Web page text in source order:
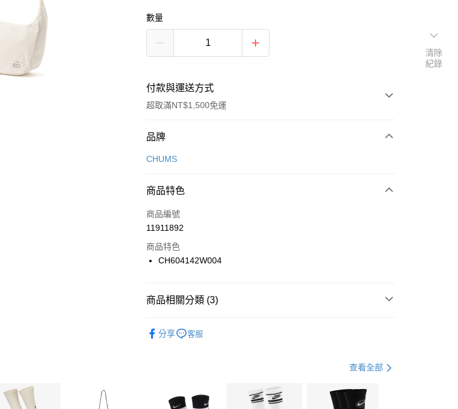
數量
付款與運送方式
超取滿NT$1,500免運
付款方式
信用卡一次付款
合作金庫商業銀行
華南商業銀行
上海商業儲蓄銀行
國泰世華商業銀行
聯邦商業銀行
台新國際商業銀行
LINE Pay
Apple Pay
【關於「AFTEE先享後付」】
３．安心：先確認商品／服務後，再付款。
每筆NT$100，滿NT$1,500(含以上)免運費
品牌
CHUMS
商品特色
商品編號
11911892
商品特色
CH604142W004
商品相關分類 (3)
分享 客服
查看全部
清除
紀錄